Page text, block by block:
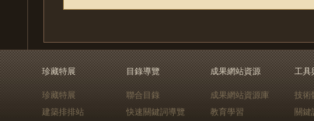
珍藏特展
珍藏特展
建築排排站
目錄導覽
聯合目錄
快速關鍵詞導覽
成果網站資源
成果網站資源庫
教育學習
工具
技術
關鍵